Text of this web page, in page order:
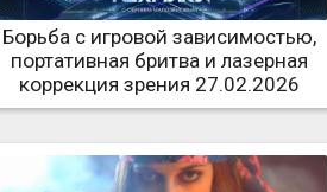
Борьба с игровой зависимостью,
портативная бритва и лазерная
коррекция зрения 27.02.2026